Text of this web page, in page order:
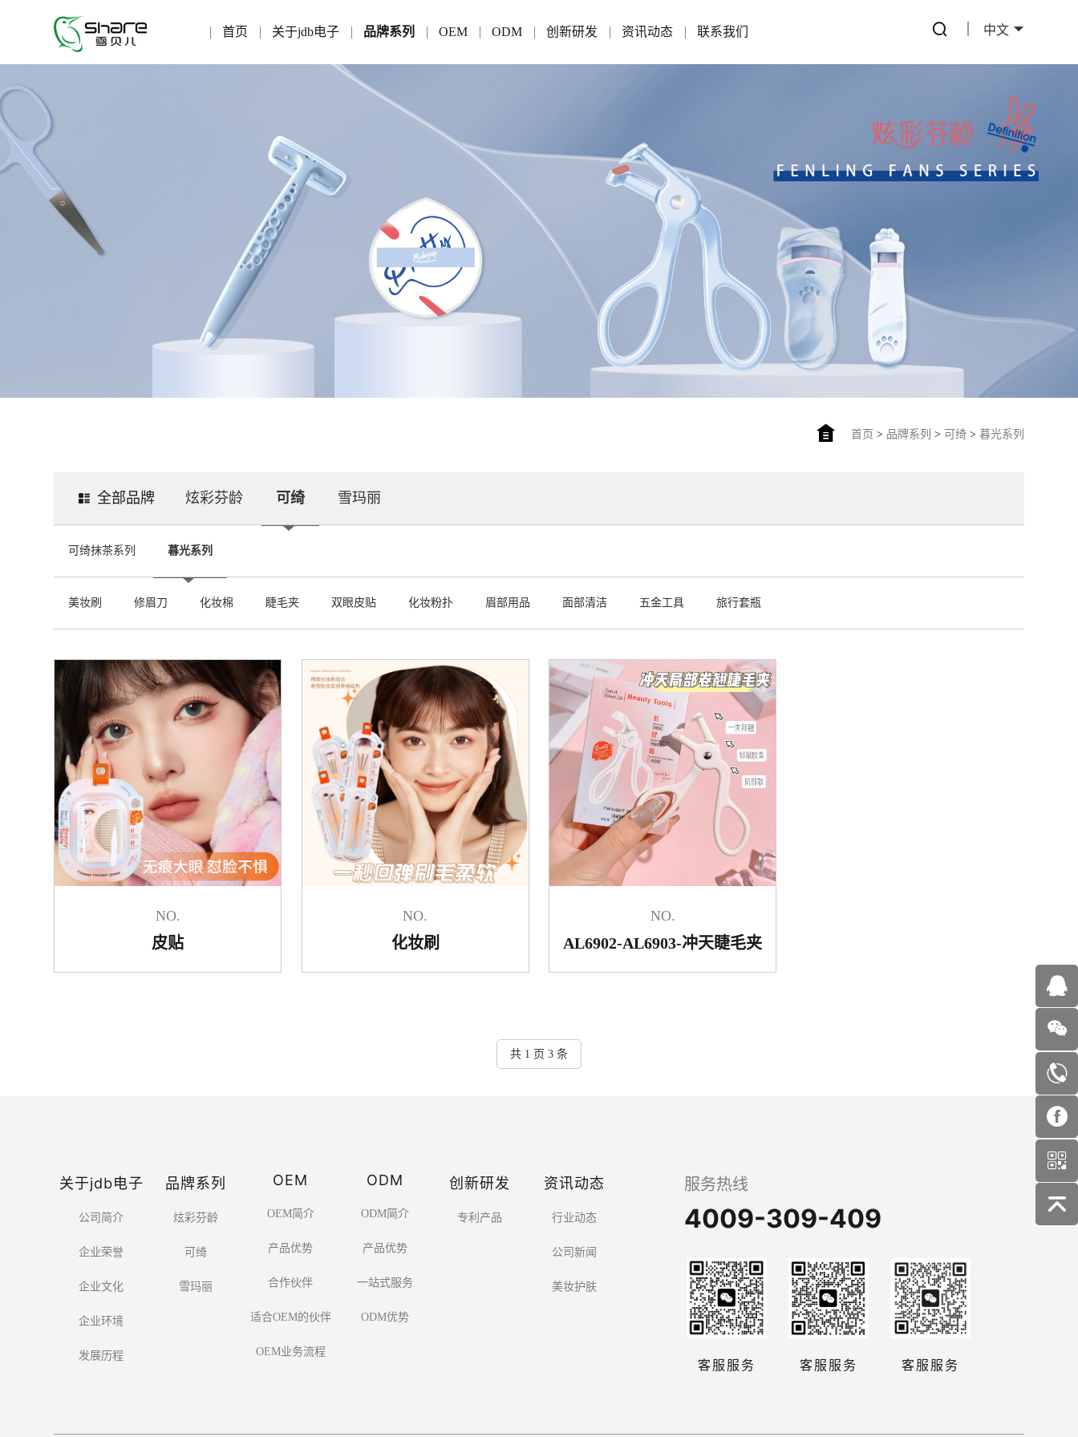
首页 关于jdb电子 品牌系列 OEM ODM 创新研发 资讯动态 联系我们 中文
首页 > 品牌系列 > 可绮> 暮光系列
全部品牌 炫彩芬龄 可绮 雪玛丽
可绮抹茶系列 暮光系列
美妆刷 修眉刀 化妆棉 睫毛夹 双眼皮贴 化妆粉扑 眉部用品 面部清洁 五金工具 旅行套瓶
NO.
皮贴
NO.
化妆刷
NO.
AL6902-AL6903-冲天睫毛夹
共 1 页 3 条
关于jdb电子
公司简介
企业荣誉
企业文化
企业环境
发展历程
品牌系列
炫彩芬龄
可绮
雪玛丽
OEM
OEM简介
产品优势
合作伙伴
适合OEM的伙伴
OEM业务流程
ODM
ODM简介
产品优势
一站式服务
ODM优势
创新研发
专利产品
资讯动态
行业动态
公司新闻
美妆护肤
服务热线
4009-309-409
客服服务 客服服务 客服服务